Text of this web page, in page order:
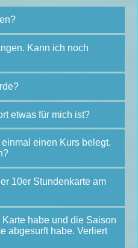
Kann ich noch
etwas für mich ist?
einen Kurs belegt.
10er Stundenkarte am
habe und die Saison
abgesurft habe. Verliert